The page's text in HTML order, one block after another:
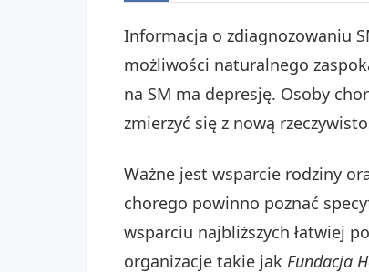
Informacja o zdiagnozowaniu
możliwości naturalnego
na SM ma depresję. Osoby
zmierzyć się z nową
Ważne jest wsparcie rodziny
chorego powinno poznać
wsparciu najbliższych łatwiej
organizacje takie jak Fundacja